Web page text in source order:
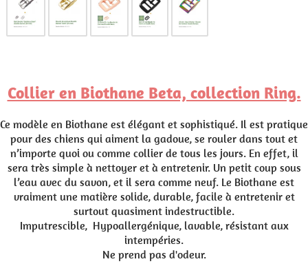
Collier en Biothane Beta, collection Ring.
Ce modèle en Biothane est élégant et sophistiqué. Il est pratique
pour des chiens qui aiment la gadoue, se rouler dans tout et
n’importe quoi ou comme collier de tous les jours. En effet, il
sera très simple à nettoyer et à entretenir. Un petit coup sous
l’eau avec du savon, et il sera comme neuf. Le Biothane est
vraiment une matière solide, durable, facile à entretenir et
surtout quasiment indestructible.
Imputrescible, Hypoallergénique, lavable, résistant aux
intempéries.
Ne prend pas d'odeur.